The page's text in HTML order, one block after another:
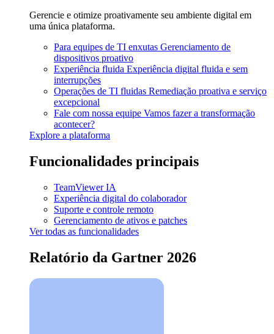
Gerencie e otimize proativamente seu ambiente digital em
uma única plataforma.
Para equipes de TI enxutas Gerenciamento de
dispositivos proativo
Experiência fluida Experiência digital fluida e sem
interrupções
Operações de TI fluidas Remediação proativa e serviço
excepcional
Fale com nossa equipe Vamos fazer a transformação
acontecer?
Explore a plataforma
Funcionalidades principais
TeamViewer IA
Experiência digital do colaborador
Suporte e controle remoto
Gerenciamento de ativos e patches
Ver todas as funcionalidades
Relatório da Gartner 2026